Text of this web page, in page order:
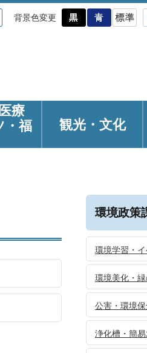
背景色変更
療
・福
観光・ 文化
環境政策
環境学習・イ
環境美化・
公害・環境
浄化槽・簡